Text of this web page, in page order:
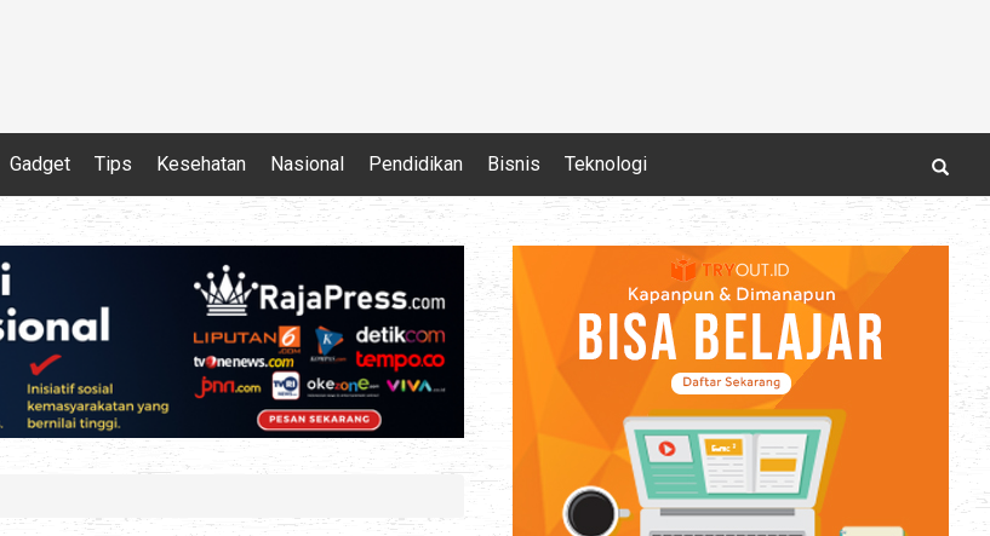
Gadget Tips Kesehatan Nasional Pendidikan Bisnis Teknologi